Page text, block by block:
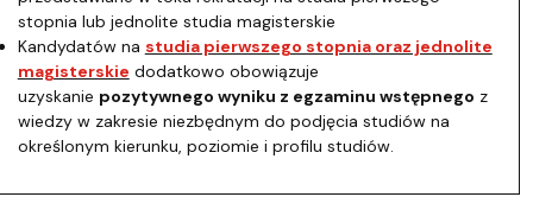
stopnia lub jednolite studia magisterskie
Kandydatów na studia pierwszego stopnia oraz jednolite
magisterskie dodatkowo obowiązuje
uzyskanie pozytywnego wyniku z egzaminu wstępnego z
wiedzy w zakresie niezbędnym do podjęcia studiów na
określonym kierunku, poziomie i profilu studiów.